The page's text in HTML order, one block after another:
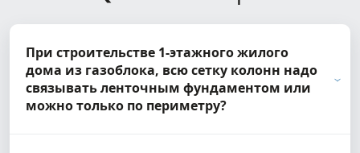
При строительстве 1-этажного жилого
дома из газоблока, всю сетку колонн надо
связывать ленточным фундаментом или
можно только по периметру?